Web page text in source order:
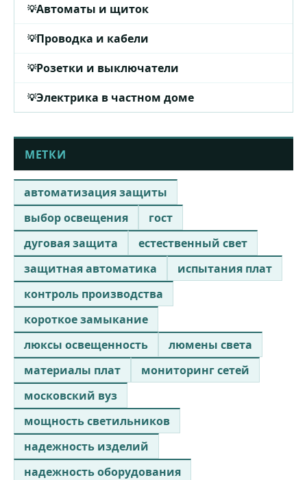
Автоматы и щиток
Проводка и кабели
Розетки и выключатели
Электрика в частном доме
МЕТКИ
автоматизация защиты
выбор освещения
гост
дуговая защита
естественный свет
защитная автоматика
испытания плат
контроль производства
короткое замыкание
люксы освещенность
люмены света
материалы плат
мониторинг сетей
московский вуз
мощность светильников
надежность изделий
надежность оборудования